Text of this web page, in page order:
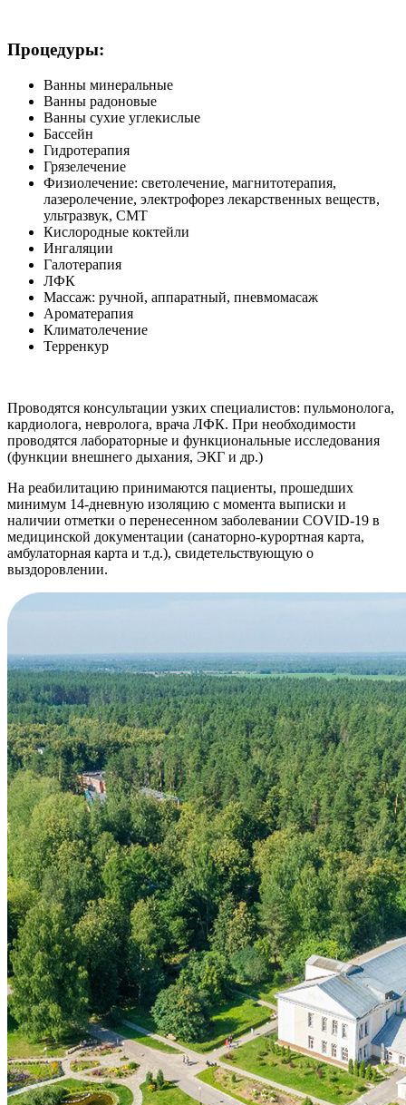
Процедуры:
Ванны минеральные
Ванны радоновые
Ванны сухие углекислые
Бассейн
Гидротерапия
Грязелечение
Физиолечение: светолечение, магнитотерапия,
лазеролечение, электрофорез лекарственных веществ,
ультразвук, СМТ
Кислородные коктейли
Ингаляции
Галотерапия
ЛФК
Массаж: ручной, аппаратный, пневмомасаж
Ароматерапия
Климатолечение
Терренкур
Проводятся консультации узких специалистов: пульмонолога,
кардиолога, невролога, врача ЛФК. При необходимости
проводятся лабораторные и функциональные исследования
(функции внешнего дыхания, ЭКГ и др.)
На реабилитацию принимаются пациенты, прошедших
минимум 14-дневную изоляцию с момента выписки и
наличии отметки о перенесенном заболевании COVID-19 в
медицинской документации (санаторно-курортная карта,
амбулаторная карта и т.д.), свидетельствующую о
выздоровлении.